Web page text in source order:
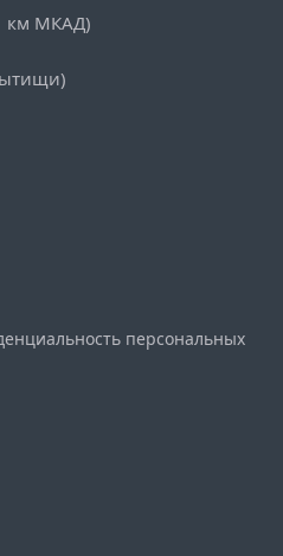
км МКАД)
персональных